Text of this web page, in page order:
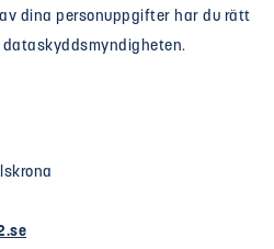
dina personuppgifter har du rätt